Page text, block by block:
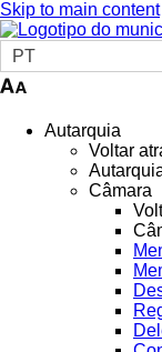
Skip to main content
PT
Autarquia
Voltar
Câmara